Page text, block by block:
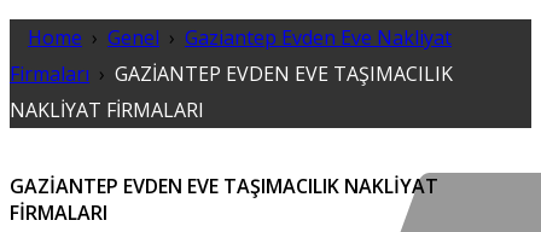
Home › Genel › Gaziantep Evden Eve Nakliyat
Firmaları › GAZİANTEP EVDEN EVE TAŞIMACILIK
NAKLİYAT FİRMALARI
GAZİANTEP EVDEN EVE TAŞIMACILIK NAKLİYAT
FİRMALARI